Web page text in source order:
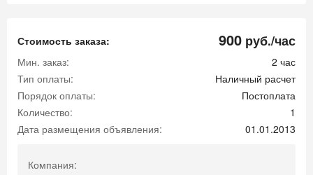
Стоимость заказа: 900 руб./час
Мин. заказ:
2 час
Тип оплаты:
Наличный расчет
Порядок оплаты:
Постоплата
Количество:
1
Дата размещения объявления:
01.01.2013
Компания: